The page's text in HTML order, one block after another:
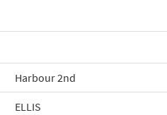
Harbour 2nd
ELLIS